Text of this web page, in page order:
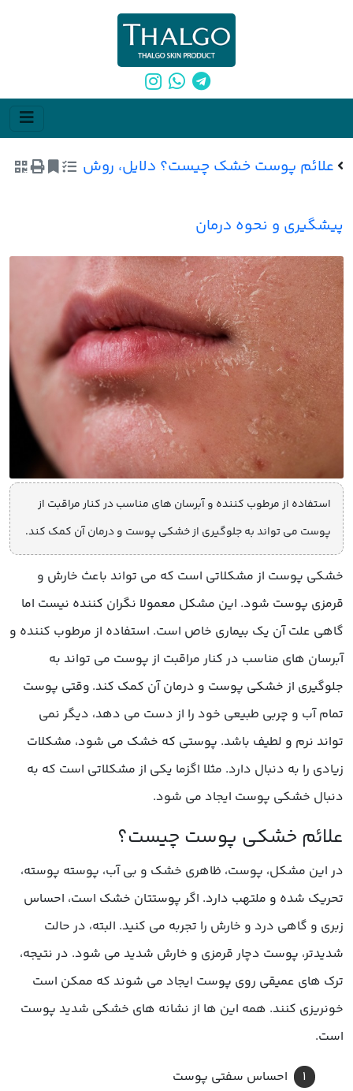
علائم پوست خشک چیست؟ دلایل، روش
پیشگیری و نحوه درمان
استفاده از مرطوب کننده و آبرسان های مناسب در کنار مراقبت از
پوست می تواند به جلوگیری از خشکی پوست و درمان آن کمک کند.
خشکی پوست از مشکلاتی است که می تواند باعث خارش و
قرمزی پوست شود. این مشکل معمولا نگران کننده نیست اما
گاهی علت آن یک بیماری خاص است. استفاده از مرطوب کننده و
آبرسان های مناسب در کنار مراقبت از پوست می تواند به
جلوگیری از خشکی پوست و درمان آن کمک کند. وقتی پوست
تمام آب و چربی طبیعی خود را از دست می دهد، دیگر نمی
تواند نرم و لطیف باشد. پوستی که خشک می شود، مشکلات
زیادی را به دنبال دارد. مثلا اگزما یکی از مشکلاتی است که به
دنبال خشکی پوست ایجاد می شود.
در این مشکل، پوست، ظاهری خشک و بی آب، پوسته پوسته،
تحریک شده و ملتهب دارد. اگر پوستتان خشک است، احساس
زبری و گاهی درد و خارش را تجربه می کنید. البته، در حالت
شدیدتر، پوست دچار قرمزی و خارش شدید می شود. در نتیجه،
ترک های عمیقی روی پوست ایجاد می شوند که ممکن است
خونریزی کنند. همه این ها از نشانه های خشکی شدید پوست
است.
احساس سفتی پوست